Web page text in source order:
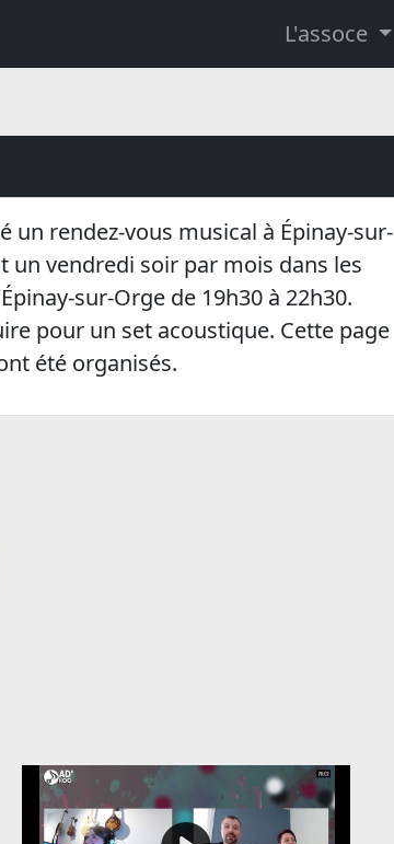
L'assoce
un rendez-vous musical à Épinay-sur-
un vendredi soir par mois dans les
sur-Orge de 19h30 à 22h30.
pour un set acoustique. Cette page
été organisés.